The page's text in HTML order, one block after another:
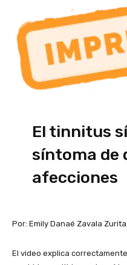
El tinnitus
síntoma de
afecciones
Por: Emily Danaé Zavala Zurita
El video explica